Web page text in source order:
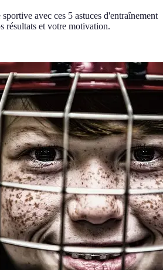
avec ces 5 astuces d'entraînement
résultats et votre motivation.